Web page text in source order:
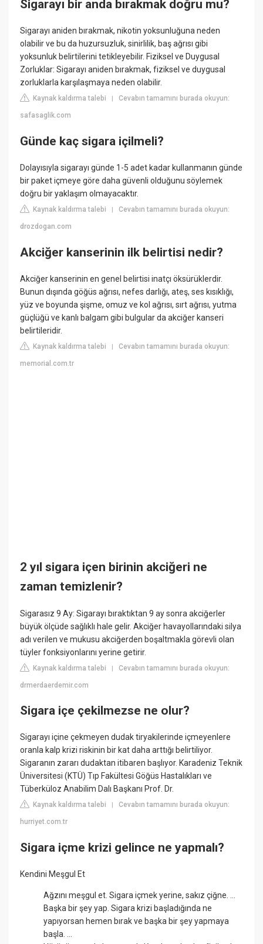
Sigarayı bir anda bırakmak doğru mu?
Sigarayı aniden bırakmak, nikotin yoksunluğuna neden
olabilir ve bu da huzursuzluk, sinirlilik, baş ağrısı gibi
yoksunluk belirtilerini tetikleyebilir. Fiziksel ve Duygusal
Zorluklar: Sigarayı aniden bırakmak, fiziksel ve duygusal
zorluklarla karşılaşmaya neden olabilir.
Kaynak kaldırma talebi |Cevabın tamamını burada okuyun:
safasaglik.com
Günde kaç sigara içilmeli?
Dolayısıyla sigarayı günde 1-5 adet kadar kullanmanın günde
bir paket içmeye göre daha güvenli olduğunu söylemek
doğru bir yaklaşım olmayacaktır.
Kaynak kaldırma talebi |Cevabın tamamını burada okuyun:
drozdogan.com
Akciğer kanserinin ilk belirtisi nedir?
Akciğer kanserinin en genel belirtisi inatçı öksürüklerdir.
Bunun dışında göğüs ağrısı, nefes darlığı, ateş, ses kısıklığı,
yüz ve boyunda şişme, omuz ve kol ağrısı, sırt ağrısı, yutma
güçlüğü ve kanlı balgam gibi bulgular da akciğer kanseri
belirtileridir.
Kaynak kaldırma talebi |Cevabın tamamını burada okuyun:
memorial.com.tr
2 yıl sigara içen birinin akciğeri ne
zaman temizlenir?
Sigarasız 9 Ay: Sigarayı bıraktıktan 9 ay sonra akciğerler
büyük ölçüde sağlıklı hale gelir. Akciğer havayollarındaki silya
adı verilen ve mukusu akciğerden boşaltmakla görevli olan
tüyler fonksiyonlarını yerine getirir.
Kaynak kaldırma talebi |Cevabın tamamını burada okuyun:
drmerdaerdemir.com
Sigara içe çekilmezse ne olur?
Sigarayı içine çekmeyen dudak tiryakilerinde içmeyenlere
oranla kalp krizi riskinin bir kat daha arttığı belirtiliyor.
Sigaranın zararı dudaktan itibaren başlıyor. Karadeniz Teknik
Üniversitesi (KTÜ) Tıp Fakültesi Göğüs Hastalıkları ve
Tüberküloz Anabilim Dalı Başkanı Prof. Dr.
Kaynak kaldırma talebi |Cevabın tamamını burada okuyun:
hurriyet.com.tr
Sigara içme krizi gelince ne yapmalı?
Kendini Meşgul Et
Ağzını meşgul et. Sigara içmek yerine, sakız çiğne. ...
Başka bir şey yap. Sigara krizi başladığında ne
yapıyorsan hemen bırak ve başka bir şey yapmaya
başla. ...